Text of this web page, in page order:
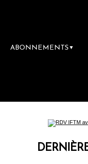
ABONNEMENTS ▼